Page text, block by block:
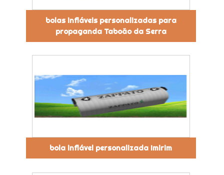
bolas infláveis personalizadas para
propaganda Taboão da Serra
bola inflável personalizada Imirim